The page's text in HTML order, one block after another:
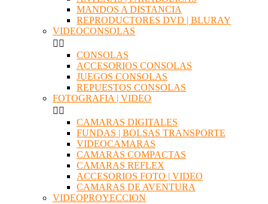
MANDOS A DISTANCIA
REPRODUCTORES DVD | BLURAY
VIDEOCONSOLAS
 
CONSOLAS
ACCESORIOS CONSOLAS
JUEGOS CONSOLAS
REPUESTOS CONSOLAS
FOTOGRAFIA | VIDEO
 
CAMARAS DIGITALES
FUNDAS | BOLSAS TRANSPORTE
VIDEOCAMARAS
CAMARAS COMPACTAS
CAMARAS REFLEX
ACCESORIOS FOTO | VIDEO
CAMARAS DE AVENTURA
VIDEOPROYECCION